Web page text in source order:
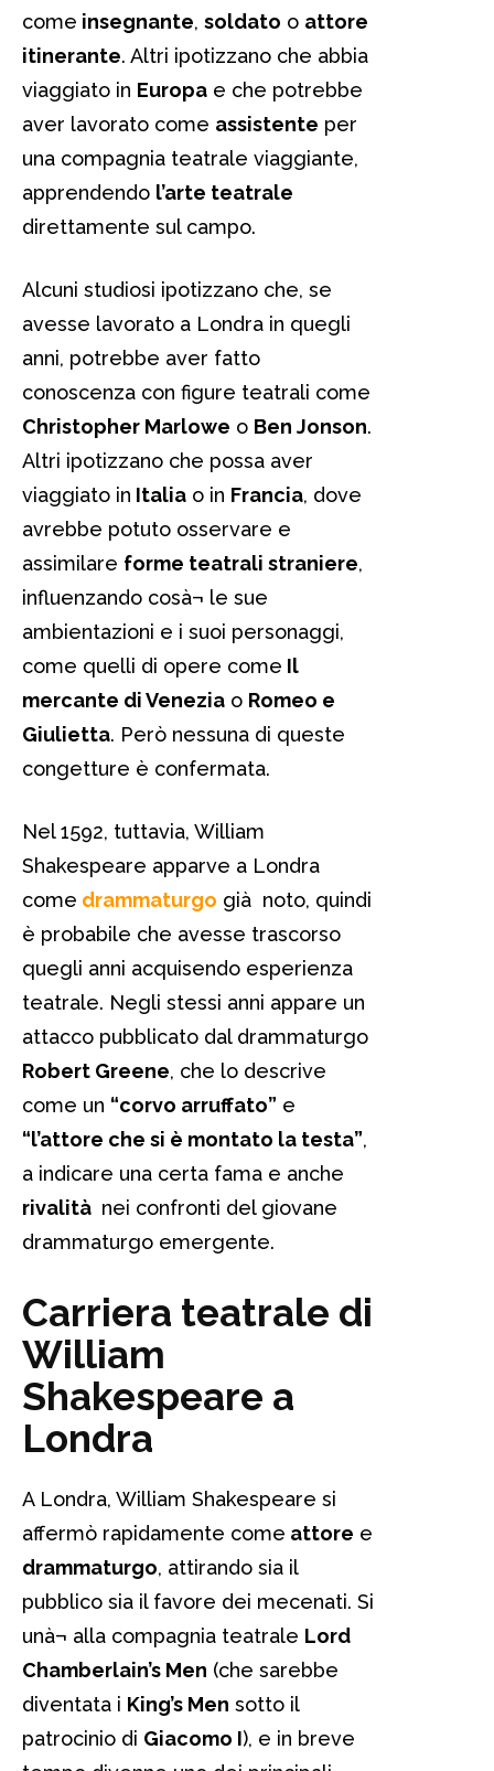
come insegnante, soldato o attore
itinerante. Altri ipotizzano che abbia
viaggiato in Europa e che potrebbe
aver lavorato come assistente per
una compagnia teatrale viaggiante,
apprendendo l’arte teatrale
direttamente sul campo.
Alcuni studiosi ipotizzano che, se
avesse lavorato a Londra in quegli
anni, potrebbe aver fatto
conoscenza con figure teatrali come
Christopher Marlowe o Ben Jonson.
Altri ipotizzano che possa aver
viaggiato in Italia o in Francia, dove
avrebbe potuto osservare e
assimilare forme teatrali straniere,
influenzando cosà¬ le sue
ambientazioni e i suoi personaggi,
come quelli di opere come Il
mercante di Venezia o Romeo e
Giulietta. Però nessuna di queste
congetture è confermata.
Nel 1592, tuttavia, William
Shakespeare apparve a Londra
come drammaturgo già noto, quindi
è probabile che avesse trascorso
quegli anni acquisendo esperienza
teatrale. Negli stessi anni appare un
attacco pubblicato dal drammaturgo
Robert Greene, che lo descrive
come un “corvo arruffato” e
“l’attore che si è montato la testa”,
a indicare una certa fama e anche
rivalità nei confronti del giovane
drammaturgo emergente.
Carriera teatrale di
William
Shakespeare a
Londra
A Londra, William Shakespeare si
affermò rapidamente come attore e
drammaturgo, attirando sia il
pubblico sia il favore dei mecenati. Si
unà¬ alla compagnia teatrale Lord
Chamberlain’s Men (che sarebbe
diventata i King’s Men sotto il
patrocinio di Giacomo I), e in breve